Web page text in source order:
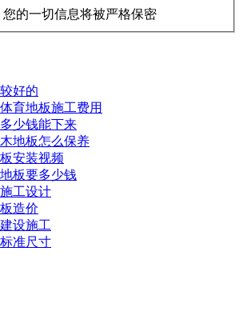
的一切信息将被严格保密
好的
育地板施工费用
少钱能下来
地板怎么保养
安装视频
板要多少钱
工设计
造价
设施工
准尺寸